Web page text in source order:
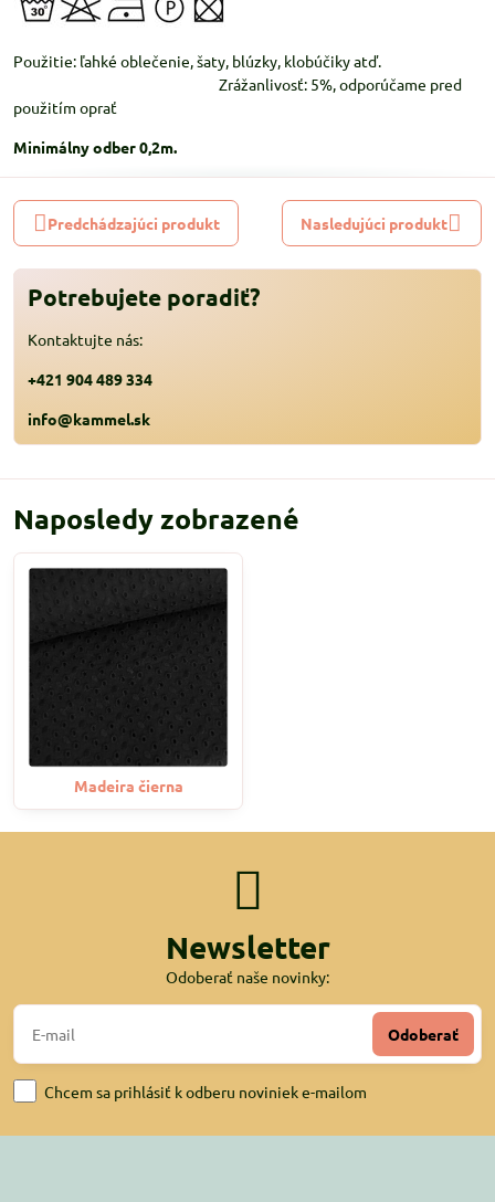
Použitie: ľahké oblečenie, šaty, blúzky, klobúčiky atď.
Zrážanlivosť: 5%, odporúčame pred
použitím oprať
Minimálny odber 0,2m.
Predchádzajúci produkt Nasledujúci produkt
Potrebujete poradiť?
Kontaktujte nás:
+421 904 489 334
info@kammel.sk
Naposledy zobrazené
Madeira čierna
Newsletter
Odoberať naše novinky:
Odoberať
Chcem sa prihlásiť k odberu noviniek e-mailom